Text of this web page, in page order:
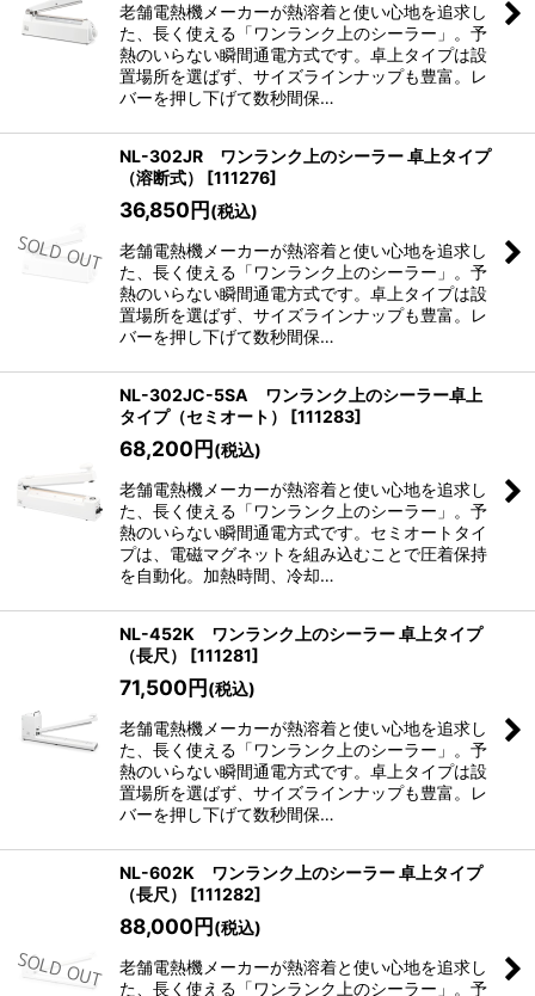
老舗電熱機メーカーが熱溶着と使い心地を追求し
た、長く使える「ワンランク上のシーラー」。予
熱のいらない瞬間通電方式です。卓上タイプは設
置場所を選ばず、サイズラインナップも豊富。レ
バーを押し下げて数秒間保…
NL-302JR ワンランク上のシーラー 卓上タイプ
（溶断式）
[111276]
36,850円(税込)
老舗電熱機メーカーが熱溶着と使い心地を追求し
た、長く使える「ワンランク上のシーラー」。予
熱のいらない瞬間通電方式です。卓上タイプは設
置場所を選ばず、サイズラインナップも豊富。レ
バーを押し下げて数秒間保…
NL-302JC-5SA ワンランク上のシーラー卓上
タイプ（セミオート）
[111283]
68,200円(税込)
老舗電熱機メーカーが熱溶着と使い心地を追求し
た、長く使える「ワンランク上のシーラー」。予
熱のいらない瞬間通電方式です。セミオートタイ
プは、電磁マグネットを組み込むことで圧着保持
を自動化。加熱時間、冷却…
NL-452K ワンランク上のシーラー 卓上タイプ
（長尺）
[111281]
71,500円(税込)
老舗電熱機メーカーが熱溶着と使い心地を追求し
た、長く使える「ワンランク上のシーラー」。予
熱のいらない瞬間通電方式です。卓上タイプは設
置場所を選ばず、サイズラインナップも豊富。レ
バーを押し下げて数秒間保…
NL-602K ワンランク上のシーラー 卓上タイプ
（長尺）
[111282]
88,000円(税込)
老舗電熱機メーカーが熱溶着と使い心地を追求し
た、長く使える「ワンランク上のシーラー」。予